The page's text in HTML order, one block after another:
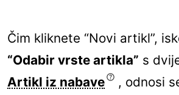
Čim kliknete “Novi artikl”,
“Odabir vrste artikla” s
Artikl iz nabave
, odnosi